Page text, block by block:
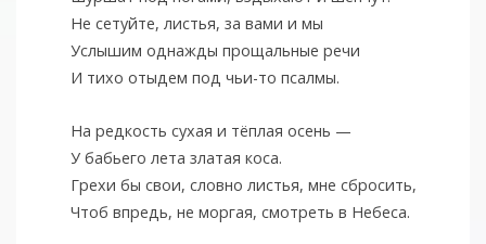
Не сетуйте, листья, за вами и мы
Услышим однажды прощальные речи
И тихо отыдем под чьи-то псалмы.
На редкость сухая и тёплая осень —
У бабьего лета златая коса.
Грехи бы свои, словно листья, мне сбросить,
Чтоб впредь, не моргая, смотреть в Небеса.